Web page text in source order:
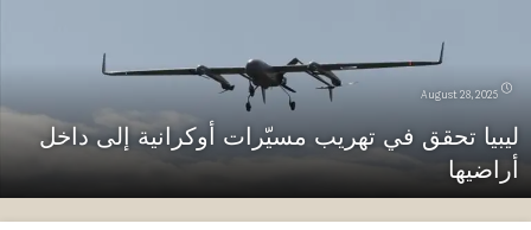
August 28, 2025
ليبيا تحقق في تهريب مسيّرات أوكرانية إلى داخل
أراضيها